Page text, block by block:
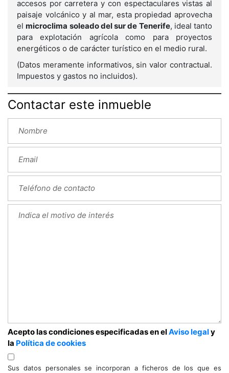
accesos por carretera y con espectaculares vistas al
paisaje volcánico y al mar, esta propiedad aprovecha
el microclima soleado del sur de Tenerife, ideal tanto
para explotación agrícola como para proyectos
energéticos o de carácter turístico en el medio rural.
(Datos meramente informativos, sin valor contractual.
Impuestos y gastos no incluidos).
Contactar este inmueble
Acepto las condiciones especificadas en elAviso legaly
la Política de cookies
Sus datos personales se incorporan a ficheros de los que es